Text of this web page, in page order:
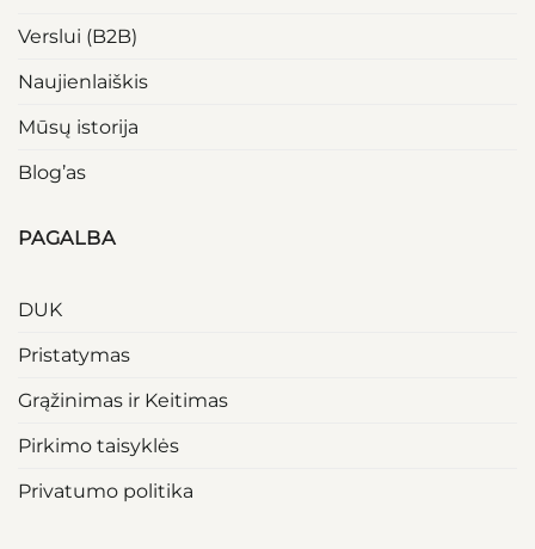
Verslui (B2B)
Naujienlaiškis
Mūsų istorija
Blog’as
PAGALBA
DUK
Pristatymas
Grąžinimas ir Keitimas
Pirkimo taisyklės
Privatumo politika